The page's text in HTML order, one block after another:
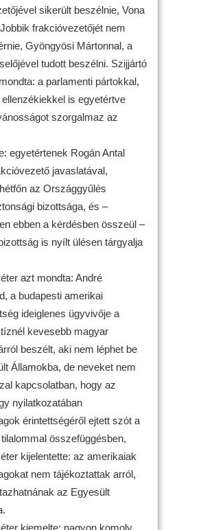
sikerült beszélnie, Vona
frakcióvezetőjét nem
Gyöngyösi Mártonnal, a
tudott beszélni. Szijjártó
a parlamenti pártokkal,
is egyetértve
szorgalmaz az
egyetértenek Rogán Antal
javaslatával,
az Országgyűlés
bizottsága, és –
ebben a kérdésben összeül –
is nyílt ülésen tárgyalja
azt mondta: André
a budapesti amerikai
ideiglenes ügyvivője a
kevesebb magyar
beszélt, aki nem léphet be
Államokba, de neveket nem
kapcsolatban, hogy az
nyilatkozatában
érintettségéről ejtett szót a
összefüggésben,
kijelentette: az amerikaiak
nem tájékoztattak arról,
az Egyesült
kiemelte: nagyon komoly